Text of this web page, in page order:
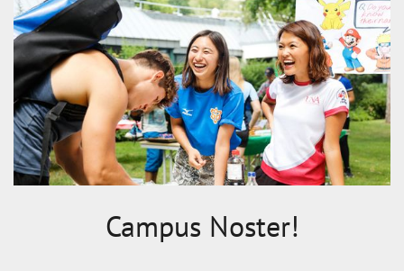
Campus Noster!